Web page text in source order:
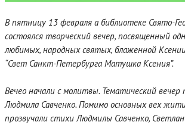
В пятницу 13 февраля а библиотеке Свято-
состоялся творческий вечер, посвященный
любимых, народных святых, блаженной
“Свет Санкт-Петербурга Матушка Ксения”.
Вечео начали с молитвы. Тематический вечер
Людмила Савченко. Помимо основных вех
прозвучали стихи Людмилы Савченко,